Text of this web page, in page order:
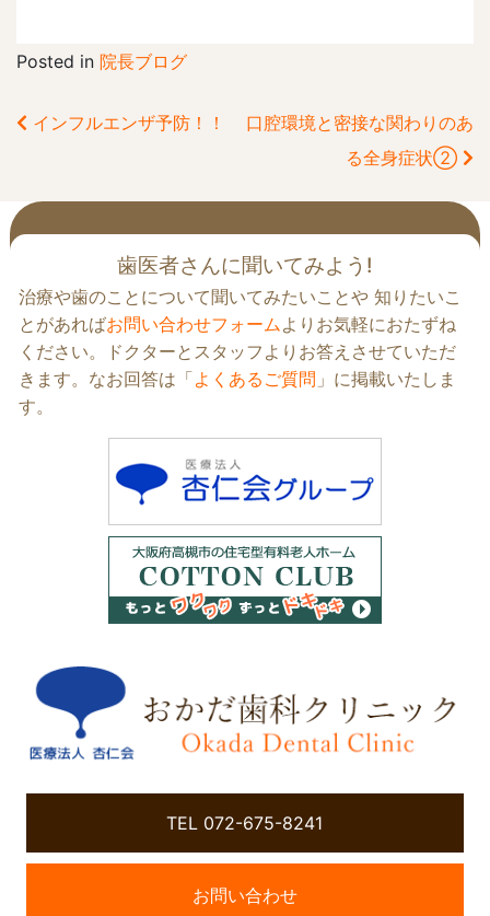
Posted in 院長ブログ
の
記
へ
の
リ
ン
ク
インフルエンザ予防！！
口腔環境と密接な関わりのあ
る全身症状②
歯医者さんに聞いてみよう!
治療や歯のことについて聞いてみたいことや 知りたいこ
とがあればお問い合わせフォームよりお気軽におたずね
ください。ドクターとスタッフよりお答えさせていただ
きます。なお回答は「よくあるご質問 」に掲載いたしま
す。
TEL 072-675-8241
お問い合わせ